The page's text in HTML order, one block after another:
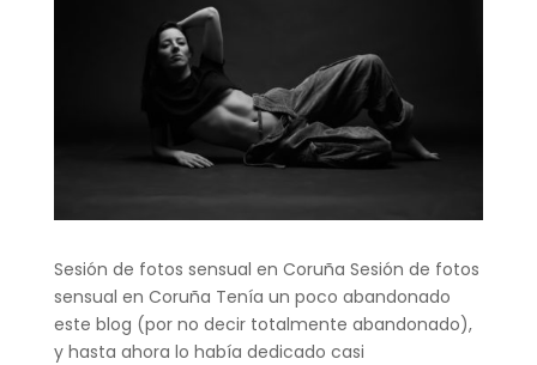
Sesión de fotos sensual en Coruña Sesión de fotos
sensual en Coruña Tenía un poco abandonado
este blog (por no decir totalmente abandonado),
y hasta ahora lo había dedicado casi